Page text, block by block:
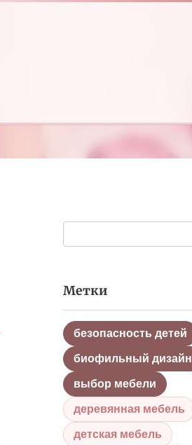
Метки
безопасность детей
биофильный дизайн
выбор мебели
деревянная мебель
детская мебель